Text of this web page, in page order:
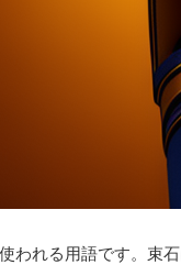
われる用語です。束